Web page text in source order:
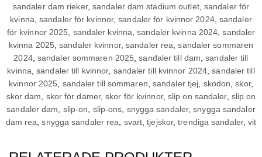
sandaler dam rieker, sandaler dam stadium outlet, sandaler för
kvinna ,sandaler för kvinnor,sandaler för kvinnor 2024, sandaler
för kvinnor 2025
sandaler kvinna ,sandaler kvinna 2024 ,sandaler
kvinna 2025 ,sandaler kvinnor, sandaler rea ,sandaler sommaren
2024, sandaler sommaren 2025 ,sandaler till dam ,sandaler till
kvinna ,sandaler till kvinnor, sandaler till kvinnor 2024 ,sandaler till
kvinnor 2025
sandaler till sommaren sandaler tjej skodon ,skor,
skor dam
skor för damer,skor för kvinnor, slip on sandaler, slip on
sandaler dam
slip-on slip-ons snygga sandaler,snygga sandaler
dam rea ,snygga sandaler rea svart ,tjejskor,trendiga sandaler,vit